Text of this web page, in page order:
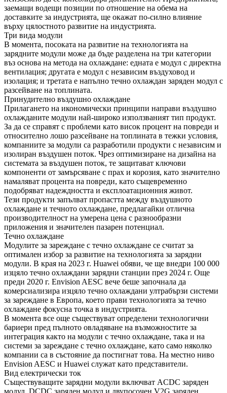
заемащи водещи позиции по отношение на обема на
доставките за индустрията, ще окажат по-силно влияние
върху цялостното развитие на индустрията.
Три вида модули
В момента, посоката на развитие на технологията на
зарядните модули може да бъде разделена на три категории
въз основа на метода на охлаждане: едната е модул с директна
вентилация; другата е модул с независим въздуховод и
изолация; и третата е напълно течно охлаждан заряден модул с
разсейване на топлината.
Принудително въздушно охлаждане
Прилагането на икономически принципи направи въздушно
охлажданите модули най-широко използваният тип продукт.
За да се справят с проблеми като висок процент на повреди и
относително лошо разсейване на топлината в тежки условия,
компаниите за модули са разработили продукти с независим и
изолиран въздушен поток. Чрез оптимизиране на дизайна на
системата за въздушен поток, те защитават ключови
компоненти от замърсяване с прах и корозия, като значително
намаляват процента на повреди, като същевременно
подобряват надеждността и експлоатационния живот.
Тези продукти запълват пропастта между въздушното
охлаждане и течното охлаждане, предлагайки отлична
производителност на умерена цена с разнообразни
приложения и значителен пазарен потенциал.
Течно охлаждане
Модулите за зареждане с течно охлаждане се считат за
оптимален избор за развитие на технологията за зарядни
модули. В края на 2023 г. Huawei обяви, че ще внедри 100 000
изцяло течно охлаждани зарядни станции през 2024 г. Още
преди 2020 г. Envision AESC вече беше започнала да
комерсиализира изцяло течно охлаждани ултрабързи системи
за зареждане в Европа, което прави технологията за течно
охлаждане фокусна точка в индустрията.
В момента все още съществуват определени технологични
бариери пред пълното овладяване на възможностите за
интеграция както на модули с течно охлаждане, така и на
системи за зареждане с течно охлаждане, като само няколко
компании са в състояние да постигнат това. На местно ниво
Envision AESC и Huawei служат като представители.
Вид електрически ток
Съществуващите зарядни модули включват ACDC заряден
модул, DCDC заряден модул и двупосочен V2G заряден